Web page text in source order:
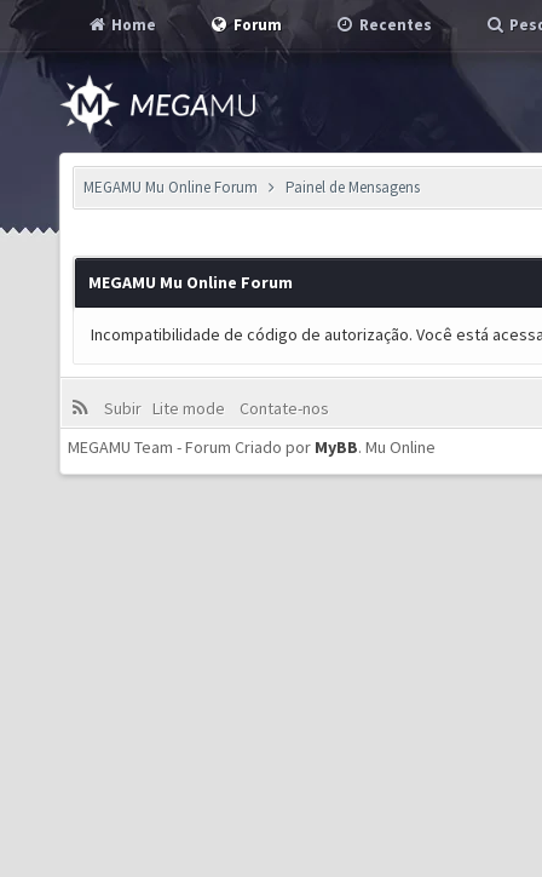
Home Forum Recentes
MEGAMU Mu Online Forum Painel de Mensagens
MEGAMU Mu Online Forum
Incompatibilidade de código de autorização. Você está
Subir Lite mode
Contate-nos
MEGAMU Team - Forum Criado por MyBB. Mu Online